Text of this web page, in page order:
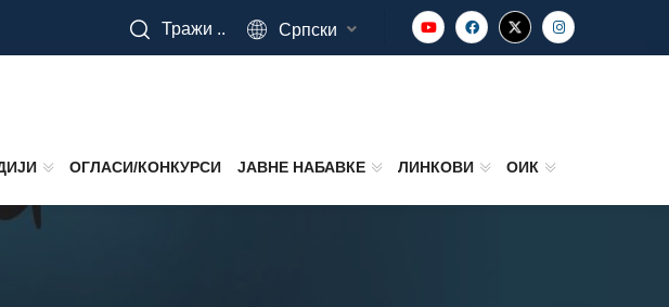
Тражи .. Српски
ОГЛАСИ/КОНКУРСИ ЈАВНЕ НАБАВКЕ ЛИНКОВИ ОИК